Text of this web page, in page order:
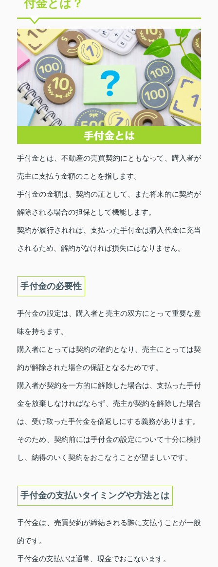
付金とは？
手付金とは、不動産の売買契約にともなって、購入者が
売主に支払う金額のことを指します。
手付金の金額は、契約の証として、また将来的に契約が
解除される場合の担保として機能します。
契約が履行されれば、支払った手付金は購入代金に充当
されるため、解約がなければ損失にはなりません。
手付金の必要性
手付金の設定は、購入者と売主の双方にとって重要な意
味を持ちます。
購入者にとっては契約の確約となり、売主にとっては契
約が解除された場合の保証となるためです。
購入者が契約を一方的に解除した場合は、支払った手付
金を放棄しなければならず、売主が契約を解除した場合
は、受け取った手付金を倍返しにする義務があります。
そのため、契約前には手付金の設定について十分に検討
し、納得のいく契約をおこなうことが望ましいです。
手付金の支払いタイミングや方法とは
手付金は、売買契約が締結される際に支払うことが一般
的です。
手付金の支払いは通常、現金でおこないます。